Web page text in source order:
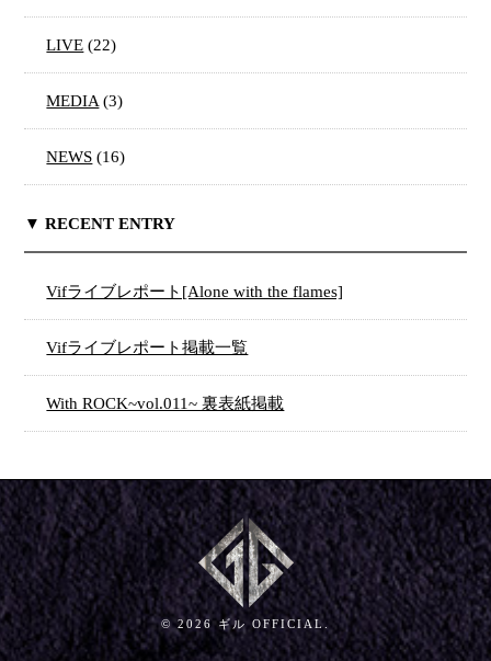
LIVE (22)
MEDIA(3)
NEWS (16)
▼ RECENT ENTRY
Vifライブレポート[Alone with the flames]
Vifライブレポート掲載一覧
With ROCK~vol.011~ 裏表紙掲載
© 2026 ギル OFFICIAL.